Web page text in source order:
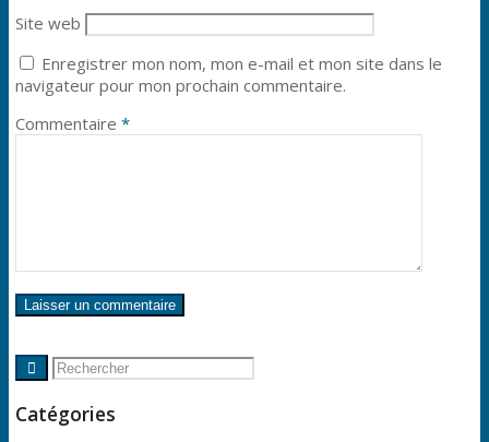
Site web
Enregistrer mon nom, mon e-mail et mon site dans le
navigateur pour mon prochain commentaire.
Commentaire*
Catégories